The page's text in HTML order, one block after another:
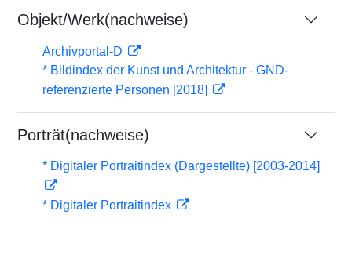
Objekt/Werk(nachweise)
Archivportal-D
* Bildindex der Kunst und Architektur - GND-
referenzierte Personen [2018]
Porträt(nachweise)
* Digitaler Portraitindex (Dargestellte) [2003-2014]
* Digitaler Portraitindex